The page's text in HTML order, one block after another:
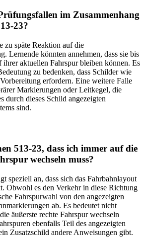
im Zusammenhang
23?
zu späte Reaktion auf die
Lernende könnten annehmen, dass sie bis
aktuellen Fahrspur bleiben können. Es
zu bedenken, dass Schilder wie
erfordern. Eine weitere Falle
Markierungen oder Leitkegel, die
durch dieses Schild angezeigten
sind.
513-23, dass ich immer auf die
wechseln muss?
speziell an, dass sich das Fahrbahnlayout
Obwohl es den Verkehr in diese Richtung
Fahrspurwahl von den angezeigten
ab. Es bedeutet nicht
äußerste rechte Fahrspur wechseln
ebenfalls Teil des angezeigten
Zusatzschild andere Anweisungen gibt.